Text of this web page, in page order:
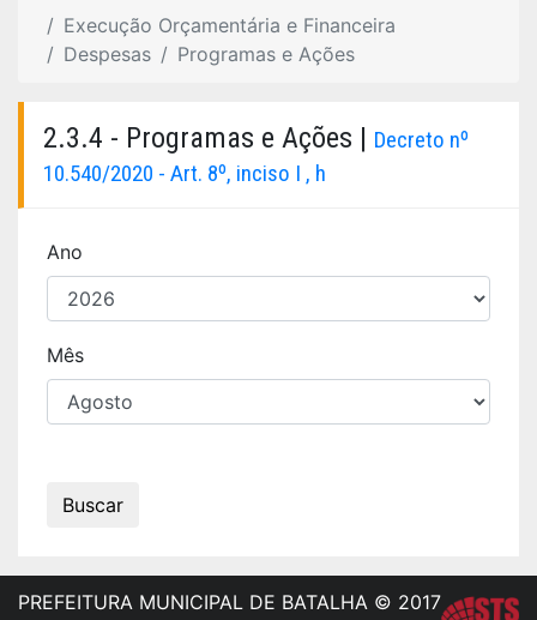
Execução Orçamentária e Financeira
Despesas
Programas e Ações
2.3.4 - Programas e Ações | Decreto nº
10.540/2020 - Art. 8º, inciso I , h
Ano
Mês
Buscar
PREFEITURA MUNICIPAL DE BATALHA © 2017